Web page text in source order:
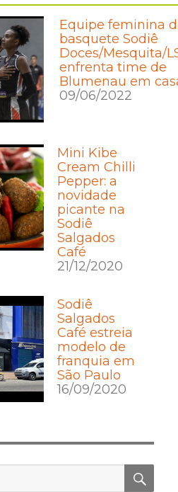
Equipe feminina
basquete Sodiê
Doces/Mesquita/
enfrenta time de
Blumenau em
09/06/2022
Mini Kibe
Cream Chilli
Pepper: a
novidade
picante na
Sodiê
Salgados
Café
21/12/2020
Sodiê
Salgados
Café estreia
modelo de
franquia em
São Paulo
16/09/2020